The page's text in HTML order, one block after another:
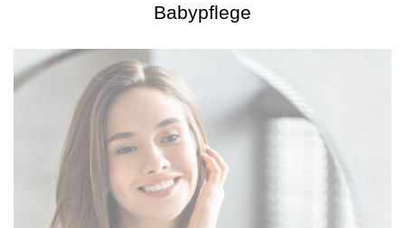
Babypflege